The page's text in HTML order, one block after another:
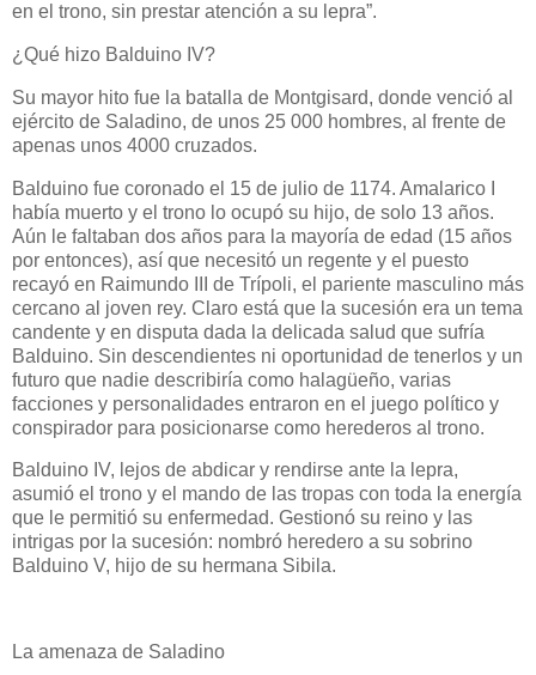
en el trono, sin prestar atención a su lepra”.
¿Qué hizo Balduino IV?
Su mayor hito fue la batalla de Montgisard, donde venció al
ejército de Saladino, de unos 25 000 hombres, al frente de
apenas unos 4000 cruzados.
Balduino fue coronado el 15 de julio de 1174. Amalarico I
había muerto y el trono lo ocupó su hijo, de solo 13 años.
Aún le faltaban dos años para la mayoría de edad (15 años
por entonces), así que necesitó un regente y el puesto
recayó en Raimundo III de Trípoli, el pariente masculino más
cercano al joven rey. Claro está que la sucesión era un tema
candente y en disputa dada la delicada salud que sufría
Balduino. Sin descendientes ni oportunidad de tenerlos y un
futuro que nadie describiría como halagüeño, varias
facciones y personalidades entraron en el juego político y
conspirador para posicionarse como herederos al trono.
Balduino IV, lejos de abdicar y rendirse ante la lepra,
asumió el trono y el mando de las tropas con toda la energía
que le permitió su enfermedad. Gestionó su reino y las
intrigas por la sucesión: nombró heredero a su sobrino
Balduino V, hijo de su hermana Sibila.
La amenaza de Saladino